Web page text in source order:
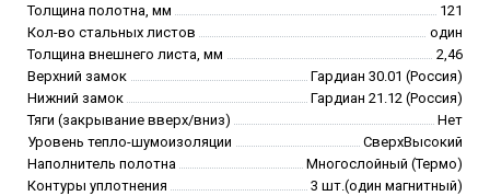
Толщина полотна, мм
121
Кол-во стальных листов
один
Толщина внешнего листа, мм
2,46
Верхний замок
Гардиан 30.01 (Россия)
Нижний замок
Гардиан 21.12 (Россия)
Тяги (закрывание вверх/вниз)
Нет
Уровень тепло-шумоизоляции
СверхВысокий
Наполнитель полотна
Многослойный (Термо)
Контуры уплотнения
3 шт.(один магнитный)